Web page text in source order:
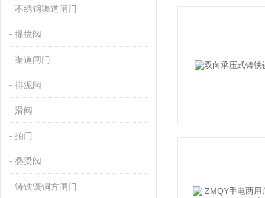
不绣钢渠道闸门
提拔阀
渠道闸门
排泥阀
滑阀
拍门
叠梁阀
铸铁镶铜方闸门